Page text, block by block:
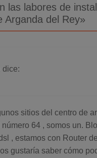
las labores de
Arganda del Rey»
dice:
sitios del centro de
64 , somos un.
, estamos con Router
gustaría saber cómo